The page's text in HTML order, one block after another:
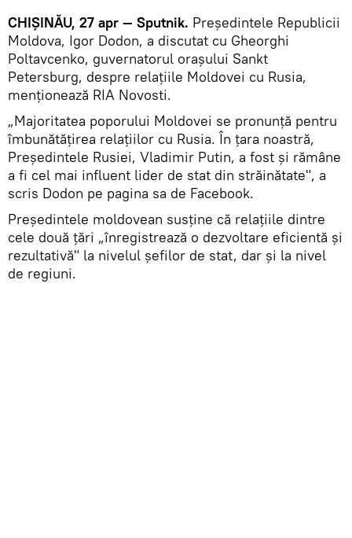
CHIȘINĂU, 27 apr — Sputnik. Președintele Republicii
Moldova, Igor Dodon, a discutat cu Gheorghi
Poltavcenko, guvernatorul orașului Sankt
Petersburg, despre relațiile Moldovei cu Rusia,
menționează RIA Novosti.
„Majoritatea poporului Moldovei se pronunță pentru
îmbunătățirea relațiilor cu Rusia. În ţara noastră,
Președintele Rusiei, Vladimir Putin, a fost şi rămâne
a fi cel mai influent lider de stat din străinătate", a
scris Dodon pe pagina sa de Facebook.
Președintele moldovean susține că relațiile dintre
cele două țări „înregistrează o dezvoltare eficientă și
rezultativă" la nivelul șefilor de stat, dar și la nivel
de regiuni.